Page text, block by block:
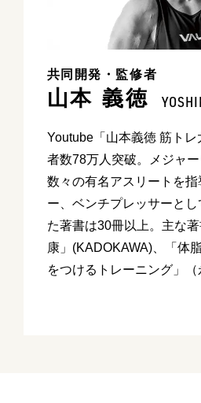
共同開発・監修者
山本 義徳
Youtube「山本義徳 筋ト
者数78万人突破。メジャー
数々の有名アスリートを
ー、ベンチプレッサーと
た著書は30冊以上。主な
康」(KADOKAWA)、「体
をつけるトレーニング」（